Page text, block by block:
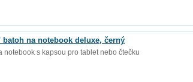
batoh na notebook deluxe, černý
notebook s kapsou pro tablet nebo čtečku